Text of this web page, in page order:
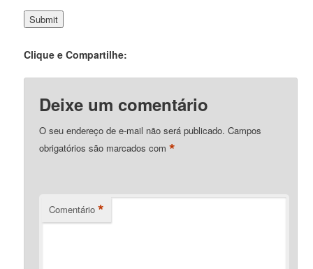
Clique e Compartilhe:
Deixe um comentário
O seu endereço de e-mail não será publicado. Campos
obrigatórios são marcados com*
Comentário *